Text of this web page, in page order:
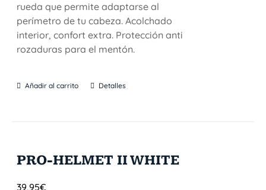
rueda que permite adaptarse al
perímetro de tu cabeza. Acolchado
interior, confort extra. Protección anti
rozaduras para el mentón.
Añadir al carrito Detalles
PRO-HELMET II WHITE
39,95€